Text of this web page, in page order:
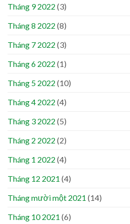
Tháng 9 2022 (3)
Tháng 8 2022 (8)
Tháng 7 2022 (3)
Tháng 6 2022 (1)
Tháng 5 2022 (10)
Tháng 4 2022 (4)
Tháng 3 2022 (5)
Tháng 2 2022 (2)
Tháng 1 2022 (4)
Tháng 12 2021 (4)
Tháng mười một 2021 (14)
Tháng 10 2021 (6)